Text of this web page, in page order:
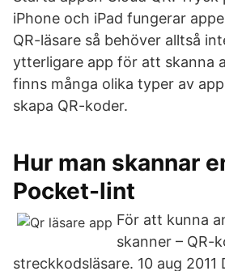
iPhone och iPad fungerar
QR-läsare så behöver alltså
ytterligare app för att skanna
finns många olika typer av
skapa QR-koder.
Hur man skannar
Pocket-lint
För att kunna
skanner – QR-
streckkodsläsare. 10 aug 2011